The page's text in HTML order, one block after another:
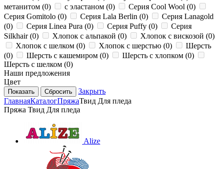
метанитом (0) с эластаном (0) Серия Cool Wool (0)
Серия Gomitolo (0) Серия Lala Berlin (0)
Серия Lanagold
(0) Серия Linea Pura (0) Серия Puffy (0)
Серия
Silkhair (0) Хлопок с альпакой (0) Хлопок с вискозой (0)
Хлопок с шелком (0) Хлопок с шерстью (0)
Шерсть
(0) Шерсть с кашемиром (0) Шерсть с хлопком (0)
Шерсть с шелком (0)
Наши предложения
Цвет
Сбросить
Закрыть
ГлавнаяКаталогПряжаТвид Для пледа
Пряжа Твид Для пледа
Alize